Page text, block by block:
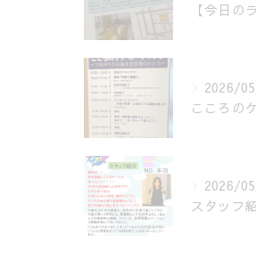
2026/
2026/
スタッフ